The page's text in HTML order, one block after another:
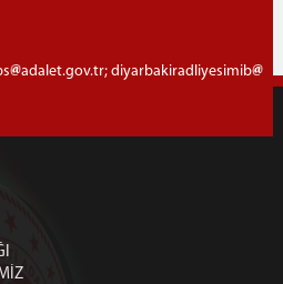
adalet.gov.tr; diyarbakiradliyesimib